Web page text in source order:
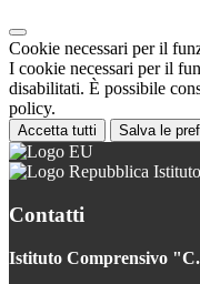
Cookie necessari per il
I cookie necessari per il
disabilitati. È possibile
policy.
Accetta tutti Salva le
Contatti
Istituto Comprensivo